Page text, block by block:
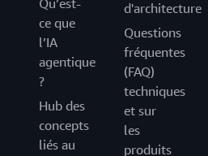
ce que
l’IA
agentique
?
Hub des
concepts
liés au
d'architecture
Questions
fréquentes
(FAQ)
techniques
et sur
les
produits